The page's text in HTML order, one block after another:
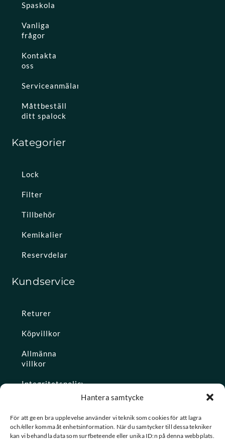
Hantera samtycke
För att ge en bra upplevelse använder vi teknik som cookies för att lagra
och/eller komma åt enhetsinformation. När du samtycker till dessa tekniker
kan vi behandla data som surfbeteende eller unika ID:n på denna webbplats.
Spaskola
Vanliga
frågor
Kontakta
oss
Serviceanmälan
Måttbeställ
ditt spalock
Kategorier
Lock
Filter
Tillbehör
Kemikalier
Reservdelar
Kundservice
Returer
Köpvillkor
Allmänna
villkor
Integritetspolicy
Konto